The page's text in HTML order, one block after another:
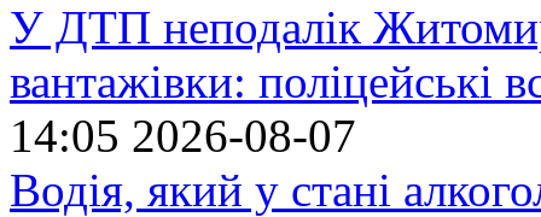
У ДТП неподалік
вантажівки: поліцейські
14:05 2026-08-07
Водія, який у стані